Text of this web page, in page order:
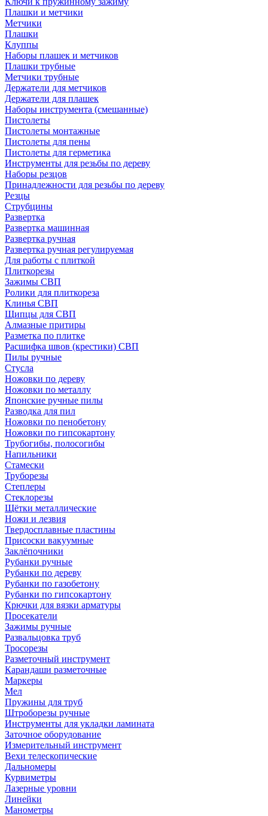
Плашки и метчики
Метчики
Плашки
Клуппы
Наборы плашек и метчиков
Плашки трубные
Метчики трубные
Держатели для метчиков
Держатели для плашек
Наборы инструмента (смешанные)
Пистолеты
Пистолеты монтажные
Пистолеты для пены
Пистолеты для герметика
Инструменты для резьбы по дереву
Наборы резцов
Принадлежности для резьбы по дереву
Резцы
Струбцины
Развертка
Развертка машинная
Развертка ручная
Развертка ручная регулируемая
Для работы с плиткой
Плиткорезы
Зажимы СВП
Ролики для плиткореза
Клинья СВП
Щипцы для СВП
Алмазные притиры
Разметка по плитке
Расшифка швов (крестики) СВП
Пилы ручные
Стусла
Ножовки по дереву
Ножовки по металлу
Японские ручные пилы
Разводка для пил
Ножовки по пенобетону
Ножовки по гипсокартону
Трубогибы, полосогибы
Напильники
Стамески
Труборезы
Степлеры
Стеклорезы
Щётки металлические
Ножи и лезвия
Твердосплавные пластины
Присоски вакуумные
Заклёпочники
Рубанки ручные
Рубанки по дереву
Рубанки по газобетону
Рубанки по гипсокартону
Крючки для вязки арматуры
Просекатели
Зажимы ручные
Развальцовка труб
Тросорезы
Разметочный инструмент
Карандаши разметочные
Маркеры
Мел
Пружины для труб
Штроборезы ручные
Инструменты для укладки ламината
Заточное оборудование
Измерительный инструмент
Вехи телескопические
Дальномеры
Курвиметры
Лазерные уровни
Линейки
Манометры